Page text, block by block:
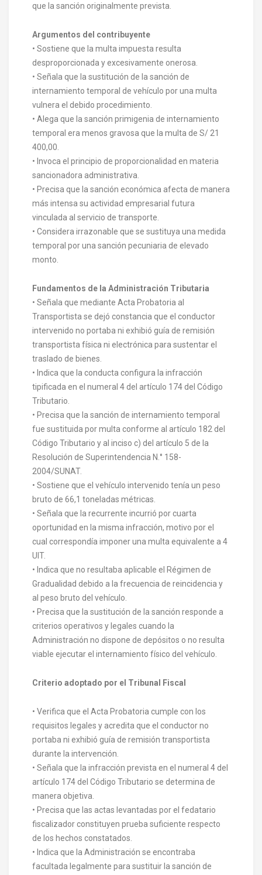
que la sanción originalmente prevista.
Argumentos del contribuyente
• Sostiene que la multa impuesta resulta
desproporcionada y excesivamente onerosa.
• Señala que la sustitución de la sanción de
internamiento temporal de vehículo por una multa
vulnera el debido procedimiento.
• Alega que la sanción primigenia de internamiento
temporal era menos gravosa que la multa de S/ 21
400,00.
• Invoca el principio de proporcionalidad en materia
sancionadora administrativa.
• Precisa que la sanción económica afecta de manera
más intensa su actividad empresarial futura
vinculada al servicio de transporte.
• Considera irrazonable que se sustituya una medida
temporal por una sanción pecuniaria de elevado
monto.
Fundamentos de la Administración Tributaria
• Señala que mediante Acta Probatoria al
Transportista se dejó constancia que el conductor
intervenido no portaba ni exhibió guía de remisión
transportista física ni electrónica para sustentar el
traslado de bienes.
• Indica que la conducta configura la infracción
tipificada en el numeral 4 del artículo 174 del Código
Tributario.
• Precisa que la sanción de internamiento temporal
fue sustituida por multa conforme al artículo 182 del
Código Tributario y al inciso c) del artículo 5 de la
Resolución de Superintendencia N.° 158-
2004/SUNAT.
• Sostiene que el vehículo intervenido tenía un peso
bruto de 66,1 toneladas métricas.
• Señala que la recurrente incurrió por cuarta
oportunidad en la misma infracción, motivo por el
cual correspondía imponer una multa equivalente a 4
UIT.
• Indica que no resultaba aplicable el Régimen de
Gradualidad debido a la frecuencia de reincidencia y
al peso bruto del vehículo.
• Precisa que la sustitución de la sanción responde a
criterios operativos y legales cuando la
Administración no dispone de depósitos o no resulta
viable ejecutar el internamiento físico del vehículo.
Criterio adoptado por el Tribunal Fiscal
• Verifica que el Acta Probatoria cumple con los
requisitos legales y acredita que el conductor no
portaba ni exhibió guía de remisión transportista
durante la intervención.
• Señala que la infracción prevista en el numeral 4 del
artículo 174 del Código Tributario se determina de
manera objetiva.
• Precisa que las actas levantadas por el fedatario
fiscalizador constituyen prueba suficiente respecto
de los hechos constatados.
• Indica que la Administración se encontraba
facultada legalmente para sustituir la sanción de